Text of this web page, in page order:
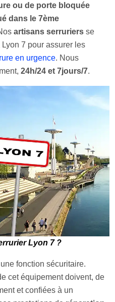
ou de porte bloquée
dans le 7ème
artisans serruriers se
7 pour assurer les
en urgence. Nous
24h/24 et 7jours/7.
Lyon 7 ?
fonction sécuritaire.
cet équipement doivent, de
et confiées à un